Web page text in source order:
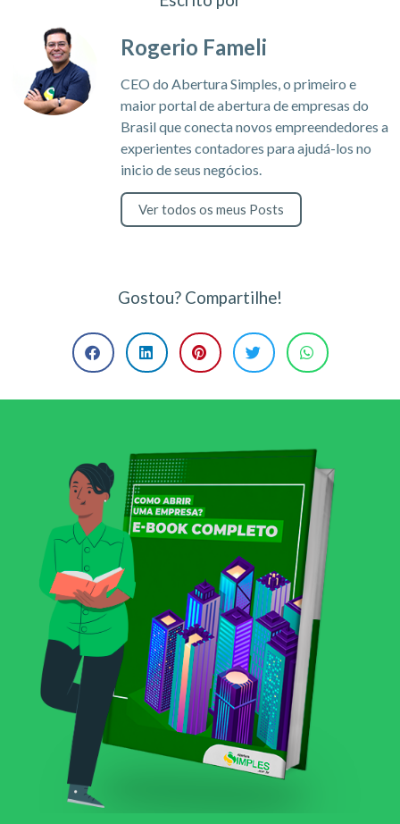
Rogerio Fameli
CEO do Abertura Simples, o primeiro e
maior portal de abertura de empresas do
Brasil que conecta novos empreendedores a
experientes contadores para ajudá-los no
inicio de seus negócios.
Ver todos os meus Posts
Gostou? Compartilhe!